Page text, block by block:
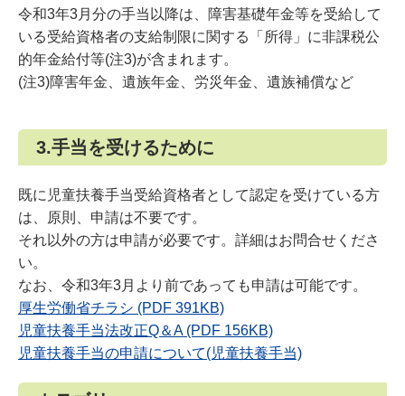
令和3年3月分の手当以降は、障害基礎年金等を受給して
いる受給資格者の支給制限に関する「所得」に非課税公
的年金給付等(注3)が含まれます。
(注3)障害年金、遺族年金、労災年金、遺族補償など
3.手当を受けるために
既に児童扶養手当受給資格者として認定を受けている方
は、原則、申請は不要です。
それ以外の方は申請が必要です。詳細はお問合せくださ
い。
なお、令和3年3月より前であっても申請は可能です。
厚生労働省チラシ (PDF 391KB)
児童扶養手当法改正Q＆A (PDF 156KB)
児童扶養手当の申請について(児童扶養手当)